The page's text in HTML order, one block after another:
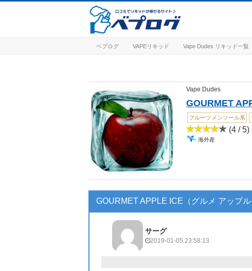
ベプログ VAPEリキッド Vape Dudes リキッド一覧
Vape Dudes
GOURMET
フルーツメンソール系
(4 / 5)
海外産
GOURMET APPLE ICE（グルメ アップル
サーグ
2019-01-05 23:58:13